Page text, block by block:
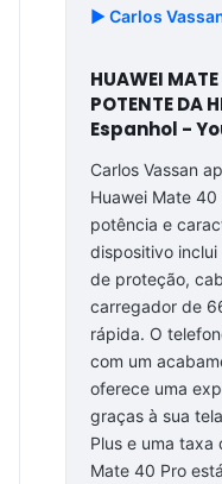
▶️ Carlos
HUAWEI
POTENTE DA
Espanhol -
Carlos Vassan
Huawei Mate
potência e
dispositivo inclui
de proteção,
carregador de
rápida. O
com um
oferece uma
graças à sua
Plus e uma
Mate 40 Pro